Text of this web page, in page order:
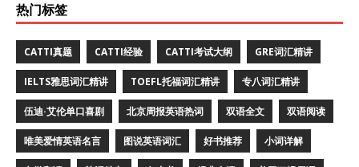
热门标签
CATTI真题 CATTI经验 CATTI考试大纲 GRE词汇精讲
IELTS雅思词汇精讲 TOEFL托福词汇精讲 专八词汇精讲
伍迪·艾伦单口喜剧 北京周报英语热词 双语全文 双语阅读
唯美爱情英语名言 图说英语词汇 好书推荐 小词详解